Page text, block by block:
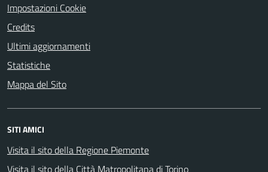
Impostazioni Cookie
Credits
Ultimi aggiornamenti
Statistiche
Mappa del Sito
SITI AMICI
Visita il sito della Regione Piemonte
Visita il sito della Città Matropolitana di Torino